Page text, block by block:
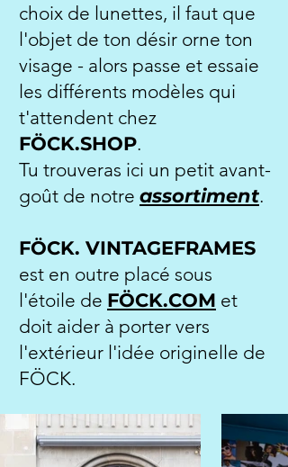
choix de lunettes, il faut que
l'objet de ton désir orne ton
visage - alors passe et essaie
les différents modèles qui
t'attendent chez
FÖCK.SHOP.
Tu trouveras ici un petit avant-
goût de notre assortiment.
FÖCK. VINTAGEFRAMES
est en outre placé sous
l'étoile de FÖCK.COM et
doit aider à porter vers
l'extérieur l'idée originelle de
FÖCK.